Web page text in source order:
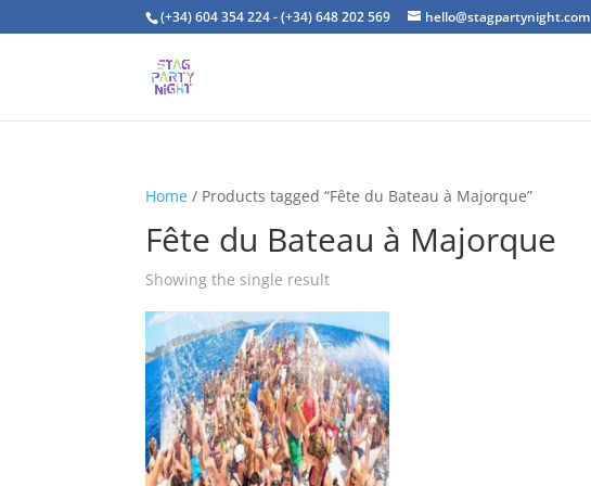
(+34) 604 354 224 - (+34) 648 202 569 hello@stagpartynight.com
Home / Products tagged “Fête du Bateau à Majorque”
Fête du Bateau à Majorque
Showing the single result